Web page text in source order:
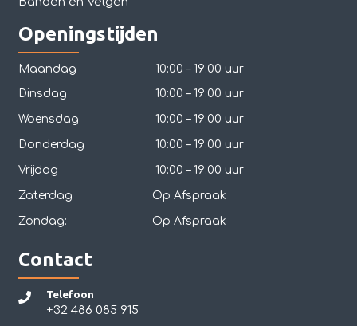
Openingstijden
Maandag 10:00 – 19:00 uur
Dinsdag 10:00 – 19:00 uur
Woensdag 10:00 – 19:00 uur
Donderdag 10:00 – 19:00 uur
Vrijdag 10:00 – 19:00 uur
Zaterdag Op Afspraak
Zondag: Op Afspraak
Contact
Telefoon
+32 486 085 915